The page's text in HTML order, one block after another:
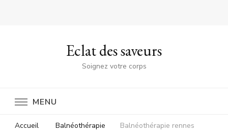
Eclat des saveurs
Soignez votre corps
MENU
Accueil Balnéothérapie Balnéothérapie rennes